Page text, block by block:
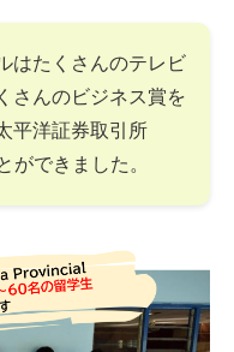
はたくさんのテレビ
さんのビジネス賞を
平洋証券取引所
ができました。